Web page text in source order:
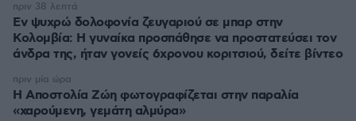
Εν ψυχρώ δολοφονία ζευγαριού σε μπαρ στην
Κολομβία: Η γυναίκα προσπάθησε να προστατεύσει τον
άνδρα της, ήταν γονείς 6χρονου κοριτσιού, δείτε βίντεο
πριν 38 λεπτά
H Αποστολία Ζώη φωτογραφίζεται στην παραλία
«χαρούμενη, γεμάτη αλμύρα»
πριν μία ώρα